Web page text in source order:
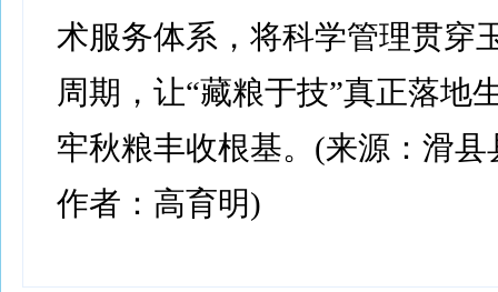
术服务体系，将科学管理贯穿
周期，让“藏粮于技”真正落地
牢秋粮丰收根基。(来源：滑县
作者：高育明)